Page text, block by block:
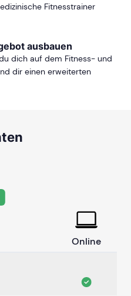
Fitnesstrainer
ausbauen
dich auf dem Fitness- und
dir einen erweiterten
Online